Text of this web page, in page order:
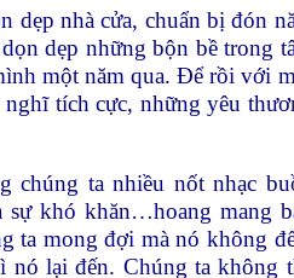
dẹp nhà cửa, chuẩn bị đón
dẹp những bộn bề trong
một năm qua. Để rồi với
tích cực, những yêu
chúng ta nhiều nốt nhạc
sự khó khăn…hoang mang
ta mong đợi mà nó không
nó lại đến. Chúng ta không